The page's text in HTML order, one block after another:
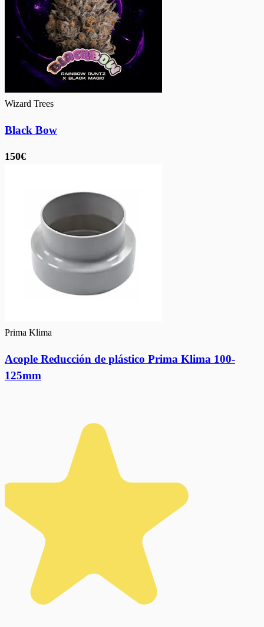
Wizard Trees
Black Bow
150€
Prima Klima
Acople Reducción de plástico Prima Klima 100-
125mm